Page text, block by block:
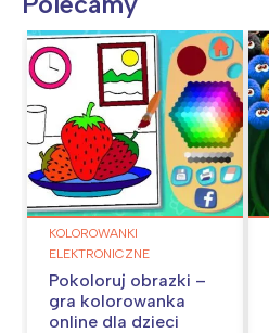
KOLOROWANKI
ELEKTRONICZNE
Pokoloruj obrazki –
gra kolorowanka
online dla dzieci